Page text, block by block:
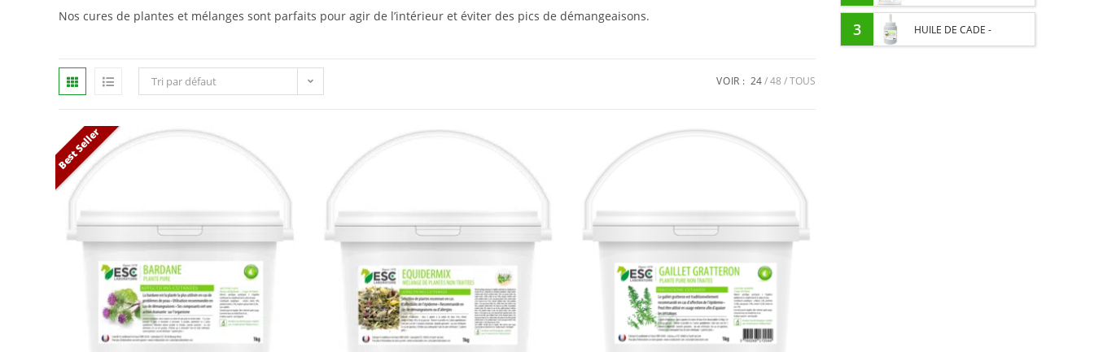
Nos cures de plantes et mélanges sont parfaits pour agir de l’intérieur et éviter des pics de démangeaisons.
Tri par défaut VOIR : 24 48 TOUS
Best Seller
PROTÉINES ET SOUTIEN
ÉNERGÉTIQUE POUR
RESPIRATION CHEVAL -
3 HUILE DE CADE -